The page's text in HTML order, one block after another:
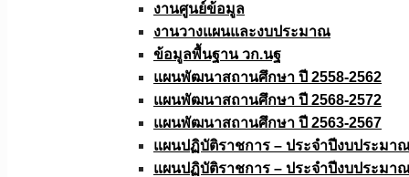
งานศูนย์ข้อมูล
งานวางแผนและงบประมาณ
ข้อมูลพื้นฐาน วก.นฐ
แผนพัฒนาสถานศึกษา ปี 2558-2562
แผนพัฒนาสถานศึกษา ปี 2568-2572
แผนพัฒนาสถานศึกษา ปี 2563-2567
แผนปฏิบัติราชการ – ประจำปีงบประมา
แผนปฏิบัติราชการ – ประจำปีงบประมา